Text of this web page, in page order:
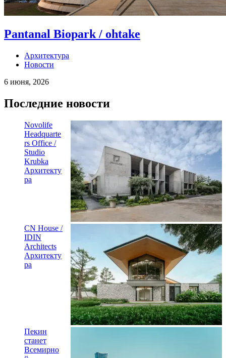
Pantanal Biopark / ohtake
Архитектура
Новости
6 июня, 2026
Последние новости
Novolife
Headquarte
rs Office /
Studio
Krubka
Архитекту
ра
CN House /
IDIN
Architects
Архитекту
ра
Пекин
станет
Всемирно